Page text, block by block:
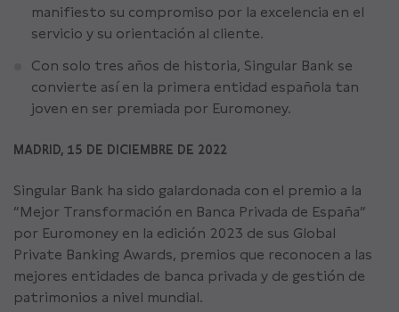
manifiesto su compromiso por la excelencia en el
servicio y su orientación al cliente.
Con solo tres años de historia, Singular Bank se
convierte así en la primera entidad española tan
joven en ser premiada por Euromoney.
MADRID, 15 DE DICIEMBRE DE 2022
Singular Bank ha sido galardonada con el premio a la
“Mejor Transformación en Banca Privada de España”
por Euromoney en la edición 2023 de sus Global
Private Banking Awards, premios que reconocen a las
mejores entidades de banca privada y de gestión de
patrimonios a nivel mundial.